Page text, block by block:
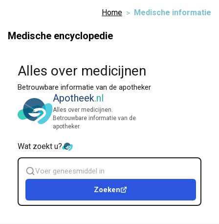
Home Medische informatie
Medische encyclopedie
Alles over medicijnen
Betrouwbare informatie van de apotheker
Apotheek.nl
Alles over medicijnen.
Betrouwbare informatie van de
apotheker.
Wat zoekt u?
Zoek
geneesmiddel
Zoeken